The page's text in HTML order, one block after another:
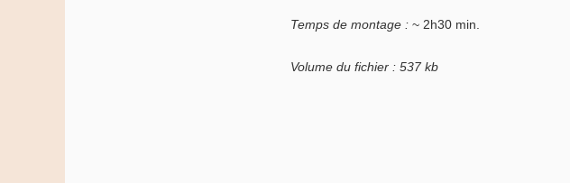
Temps de montage : ~ 2h30 min.
Volume du fichier : 537 kb